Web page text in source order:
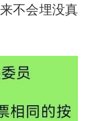
不会埋没真